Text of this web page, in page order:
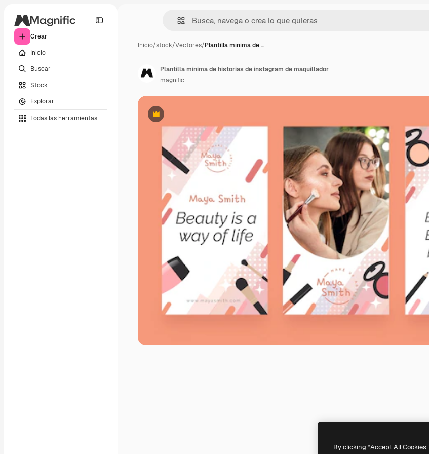
Crear
Inicio
Buscar
Stock
Explorar
Todas las herramientas
Inicio/stock/Vectores/Plantilla mínima de …
Premium
Plantilla mínima de historias de instagram de maquillador
magnific
By clicking “Accept All